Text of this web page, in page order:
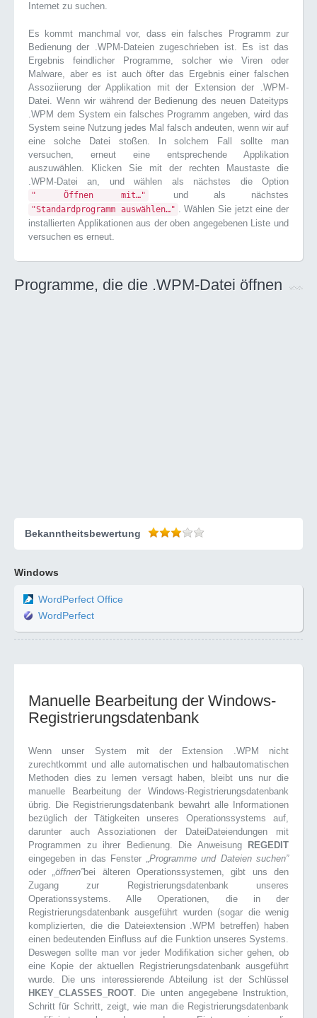
Internet zu suchen.
Es kommt manchmal vor, dass ein falsches Programm zur
Bedienung der .WPM-Dateien zugeschrieben ist. Es ist das
Ergebnis feindlicher Programme, solcher wie Viren oder
Malware, aber es ist auch öfter das Ergebnis einer falschen
Assoziierung der Applikation mit der Extension der .WPM-
Datei. Wenn wir während der Bedienung des neuen Dateityps
.WPM dem System ein falsches Programm angeben, wird das
System seine Nutzung jedes Mal falsch andeuten, wenn wir auf
eine solche Datei stoßen. In solchem Fall sollte man
versuchen, erneut eine entsprechende Applikation
auszuwählen. Klicken Sie mit der rechten Maustaste die
.WPM-Datei an, und wählen als nächstes die Option
" Öffnen mit…" und als nächstes
"Standardprogramm auswählen…" . Wählen Sie jetzt eine der
installierten Applikationen aus der oben angegebenen Liste und
versuchen es erneut.
Programme, die die .WPM-Datei öffnen
Bekanntheitsbewertung
Windows
WordPerfect Office
WordPerfect
Manuelle Bearbeitung der Windows-
Registrierungsdatenbank
Wenn unser System mit der Extension .WPM nicht
zurechtkommt und alle automatischen und halbautomatischen
Methoden dies zu lernen versagt haben, bleibt uns nur die
manuelle Bearbeitung der Windows-Registrierungsdatenbank
übrig. Die Registrierungsdatenbank bewahrt alle Informationen
bezüglich der Tätigkeiten unseres Operationssystems auf,
darunter auch Assoziationen der DateiDateiendungen mit
Programmen zu ihrer Bedienung. Die Anweisung
REGEDIT
eingegeben in das Fenster „Programme und Dateien suchen”
oder„öffnen”bei älteren Operationssystemen, gibt uns den
Zugang zur Registrierungsdatenbank unseres
Operationssystems. Alle Operationen, die in der
Registrierungsdatenbank ausgeführt wurden (sogar die wenig
komplizierten, die die Dateiextension .WPM betreffen) haben
einen bedeutenden Einfluss auf die Funktion unseres Systems.
Deswegen sollte man vor jeder Modifikation sicher gehen, ob
eine Kopie der aktuellen Registrierungsdatenbank ausgeführt
wurde. Die uns interessierende Abteilung ist der Schlüssel
HKEY_CLASSES_ROOT. Die unten angegebene Instruktion,
Schritt für Schritt, zeigt, wie man die Registrierungsdatenbank